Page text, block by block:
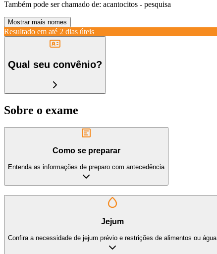
Também pode ser chamado de: acantocitos - pesquisa
Mostrar mais nomes
Resultado em até 2 dias úteis
Qual seu convênio?
Sobre o exame
Como se preparar
Entenda as informações de preparo com antecedência
Jejum
Confira a necessidade de jejum prévio e restrições de alimentos ou água